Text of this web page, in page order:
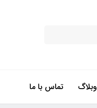
وبلاگ تماس با ما